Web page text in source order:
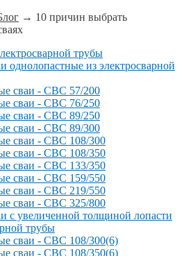
→ 10 причин выбрать
трубы
однолопастные из электросварной
сваи - СВС 57/200
сваи - СВС 76/250
сваи - СВС 89/250
сваи - СВС 89/300
сваи - СВС 108/300
сваи - СВС 108/350
сваи - СВС 133/350
сваи - СВС 159/550
сваи - СВС 219/550
сваи - СВС 325/800
с увеличенной толщиной лопасти
трубы
сваи - СВС 108/300(6)
сваи - СВС 108/350(6)